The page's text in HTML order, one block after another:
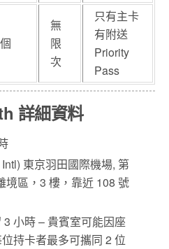
無
限
次
只有主卡
有附送
Priority
Pass
詳細資料
東京羽田國際機場, 第
境區，3 樓，靠近 108 號
小時 – 貴賓室可能因座
持卡者最多可攜同 2 位